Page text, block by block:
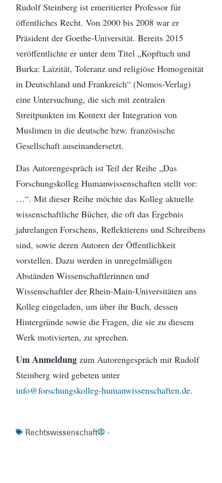
Rudolf Steinberg ist emeritierter Professor für
öffentliches Recht. Von 2000 bis 2008 war er
Präsident der Goethe-Universität. Bereits 2015
veröffentlichte er unter dem Titel „Kopftuch und
Burka: Laïzität, Toleranz und religiöse Homogenität
in Deutschland und Frankreich“ (Nomos-Verlag)
eine Untersuchung, die sich mit zentralen
Streitpunkten im Kontext der Integration von
Muslimen in die deutsche bzw. französische
Gesellschaft auseinandersetzt.
Das Autorengespräch ist Teil der Reihe „Das
Forschungskolleg Humanwissenschaften stellt vor:
…“. Mit dieser Reihe möchte das Kolleg aktuelle
wissenschaftliche Bücher, die oft das Ergebnis
jahrelangen Forschens, Reflektierens und Schreibens
sind, sowie deren Autoren der Öffentlichkeit
vorstellen. Dazu werden in unregelmäßigen
Abständen Wissenschaftlerinnen und
Wissenschaftler der Rhein-Main-Universitäten ans
Kolleg eingeladen, um über ihr Buch, dessen
Hintergründe sowie die Fragen, die sie zu diesem
Werk motivierten, zu sprechen.
Um Anmeldung zum Autorengespräch mit Rudolf
Steinberg wird gebeten unter
info@forschungskolleg-humanwissenschaften.de.
Rechtswissenschaft -